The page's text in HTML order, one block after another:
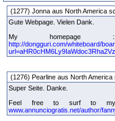
(1277) Jonna aus North America
Gute Webpage. Vielen Dank.
My homepage
http://dongguri.com/whiteboard/
(1276) Pearline aus North
Super Seite. Danke.
Feel free to surf to my
www.annunciogratis.net/author/